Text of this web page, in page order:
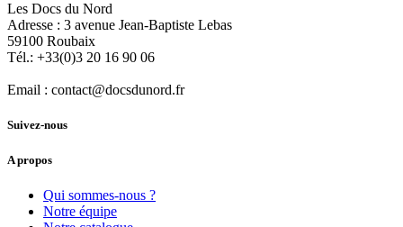
Les Docs du Nord
Adresse : 3 avenue Jean-Baptiste Lebas
59100 Roubaix
Tél.: +33(0)3 20 16 90 06
Email : contact@docsdunord.fr
Suivez-nous
A propos
Qui sommes-nous ?
Notre équipe